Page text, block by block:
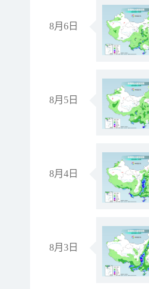
8月6日
8月5日
8月4日
8月3日